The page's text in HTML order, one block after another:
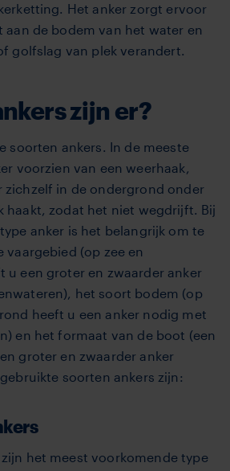
Het anker zorgt ervoor
de bodem van het water en
golfslag van plek verandert.
zijn er?
soorten ankers. In de meeste
voorzien van een weerhaak,
zichzelf in de ondergrond onder
haakt, zodat het niet wegdrijft. Bij
anker is het belangrijk om te
vaargebied (op zee en
u een groter en zwaarder anker
het soort bodem (op
heeft u een anker nodig met
en het formaat van de boot (een
groter en zwaarder anker
soorten ankers zijn:
het meest voorkomende type